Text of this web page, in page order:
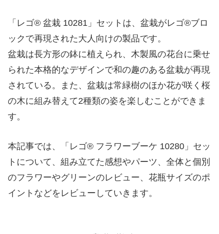
「レゴ® 盆栽 10281」セットは、盆栽がレゴ®ブロ
ックで再現された大人向けの製品です。
盆栽は長方形の鉢に植えられ、木製風の花台に乗せ
られた本格的なデザインで和の趣のある盆栽が再現
されている。また、盆栽は常緑樹のほか花が咲く桜
の木に組み替えて2種類の姿を楽しむことができま
す。
本記事では、「レゴ® フラワーブーケ 10280」セッ
トについて、組み立てた感想やパーツ、全体と個別
のフラワーやグリーンのレビュー、花瓶サイズのポ
イントなどをレビューしていきます。